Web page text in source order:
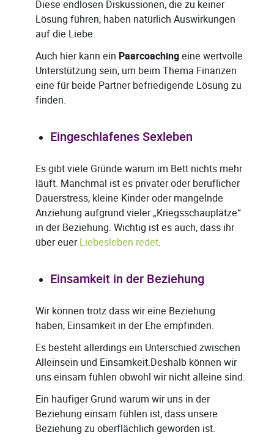
Diese endlosen Diskussionen, die zu keiner
Lösung führen, haben natürlich Auswirkungen
auf die Liebe.
Auch hier kann ein Paarcoachingeine wertvolle
Unterstützung sein, um beim Thema Finanzen
eine für beide Partner befriedigende Lösung zu
finden.
Eingeschlafenes Sexleben
Es gibt viele Gründe warum im Bett nichts mehr
läuft. Manchmal ist es privater oder beruflicher
Dauerstress, kleine Kinder oder mangelnde
Anziehung aufgrund vieler „Kriegsschauplätze“
in der Beziehung. Wichtig ist es auch, dass ihr
über euerLiebesleben redet.
Einsamkeit in der Beziehung
Wir können trotz dass wir eine Beziehung
haben, Einsamkeit in der Ehe empfinden.
Es besteht allerdings ein Unterschied zwischen
Alleinsein und Einsamkeit.Deshalb können wir
uns einsam fühlen obwohl wir nicht alleine sind.
Ein häufiger Grund warum wir uns in der
Beziehung einsam fühlen ist, dass unsere
Beziehung zu oberflächlich geworden ist.